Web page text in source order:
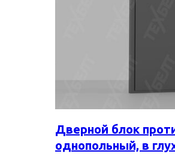
Дверной блок
однопольный, в